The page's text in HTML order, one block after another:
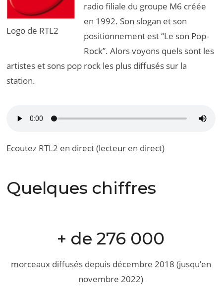
RTL2
Logo de RTL2
radio filiale du groupe M6 créée
en 1992. Son slogan et son
positionnement est “Le son Pop-
Rock”. Alors voyons quels sont les
artistes et sons pop rock les plus diffusés sur la
station.
Ecoutez RTL2 en direct (lecteur en direct)
Quelques chiffres
+ de 276 000
morceaux diffusés depuis décembre 2018 (jusqu’en
novembre 2022)